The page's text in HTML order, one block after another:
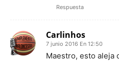
Respuesta
Carlinhos
7 junio 2016 En 12:50
Maestro, esto aleja